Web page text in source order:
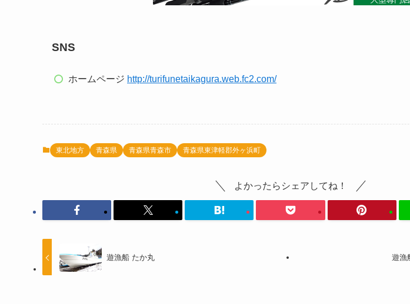
SNS
ホームページ http://turifunetaikagura.web.fc2.com/
東北地方 青森県 青森県青森市 青森県東津軽郡外ヶ浜町
よかったらシェアしてね！
遊漁船 たか丸 遊漁